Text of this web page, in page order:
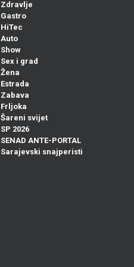
Zdravlje
Gastro
HiTec
Auto
Show
Sex i grad
Žena
Estrada
Zabava
Frljoka
Šareni svijet
SP 2026
SENAD ANTE-PORTAL
Sarajevski snajperisti